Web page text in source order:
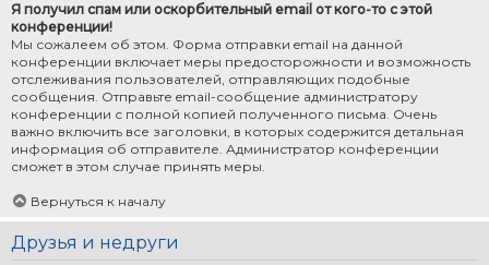
Я получил спам или оскорбительный email от кого-то с этой
конференции!
Мы сожалеем об этом. Форма отправки email на данной
конференции включает меры предосторожности и возможность
отслеживания пользователей, отправляющих подобные
сообщения. Отправьте email-сообщение администратору
конференции с полной копией полученного письма. Очень
важно включить все заголовки, в которых содержится детальная
информация об отправителе. Администратор конференции
сможет в этом случае принять меры.
Вернуться к началу
Друзья и недруги